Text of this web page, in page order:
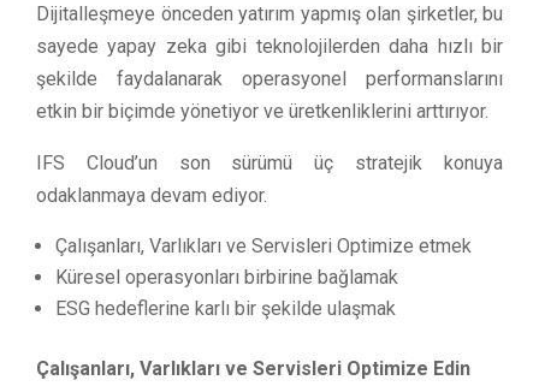
Dijitalleşmeye önceden yatırım yapmış olan şirketler, bu
sayede yapay zeka gibi teknolojilerden daha hızlı bir
şekilde faydalanarak operasyonel performanslarını
etkin bir biçimde yönetiyor ve üretkenliklerini arttırıyor.
IFS Cloud’un son sürümü üç stratejik konuya
odaklanmaya devam ediyor.
Çalışanları, Varlıkları ve Servisleri Optimize etmek
Küresel operasyonları birbirine bağlamak
ESG hedeflerine karlı bir şekilde ulaşmak
Çalışanları, Varlıkları ve Servisleri Optimize Edin